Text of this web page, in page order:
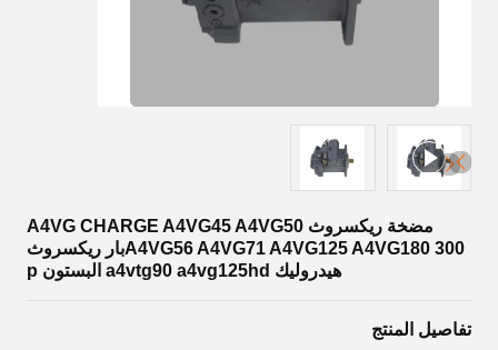
مضخة ريكسروث A4VG CHARGE A4VG45 A4VG50
A4VG56 A4VG71 A4VG125 A4VG180 300بار ريكسروث
هيدروليك a4vtg90 a4vg125hd البستون p
تفاصيل المنتج